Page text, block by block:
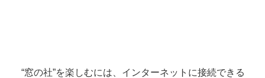
“窓の社”を楽しむには、インターネットに接続できる